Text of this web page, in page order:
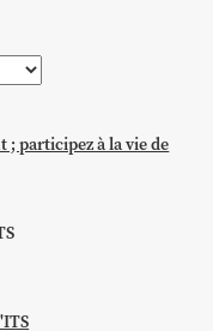
participez à la vie de